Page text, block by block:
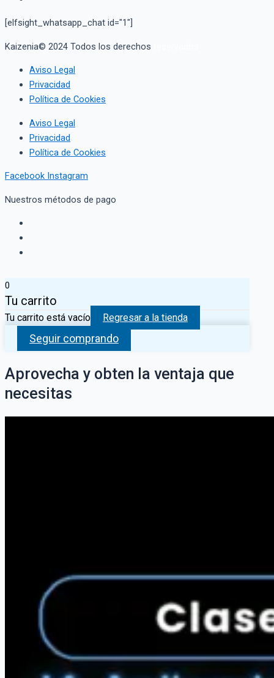
[elfsight_whatsapp_chat id="1"]
Kaizenia© 2024 Todos los derechos
Aviso Legal
Privacidad
Política de Cookies
Aviso Legal
Privacidad
Política de Cookies
Facebook Instagram
Nuestros métodos de pago
0
Tu carrito
Tu carrito está vacío Regresar a la tienda
Seguir comprando
Aprovecha y obten la ventaja que
necesitas